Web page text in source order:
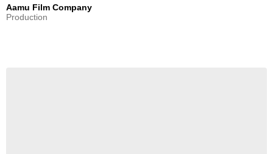
Aamu Film Company
Production